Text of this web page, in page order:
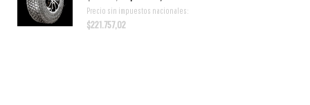
precio
precio
Precio sin impuestos nacionales:
$221.757,02